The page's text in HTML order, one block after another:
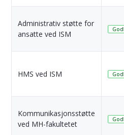
Administrativ støtte for
ansatte ved ISM
HMS ved ISM
Kommunikasjonsstøtte
ved MH-fakultetet